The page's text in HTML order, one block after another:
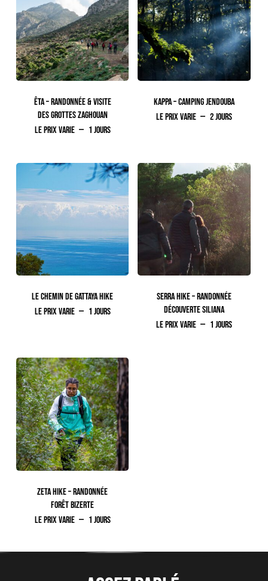
Votre panier est vide.
ÊTA – RANDONNÉE & VISITE
DES GROTTES ZAGHOUAN
Le prix varie
1 jours
KAPPA – CAMPING JENDOUBA
Le prix varie
2 jours
LE CHEMIN DE GATTAYA HIKE
Le prix varie
1 jours
SERRA HIKE – RANDONNÉE
DÉCOUVERTE SILIANA
Le prix varie
1 jours
ZETA HIKE – RANDONNÉE
FORÊT BIZERTE
Le prix varie
1 jours